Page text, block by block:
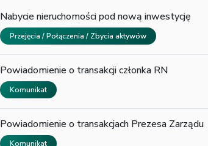
Nabycie nieruchomości pod nową inwestycję
Przejęcia / Połączenia / Zbycia aktywów
Powiadomienie o transakcji członka RN
Komunikat
Powiadomienie o transakcjach Prezesa Zarządu
Komunikat